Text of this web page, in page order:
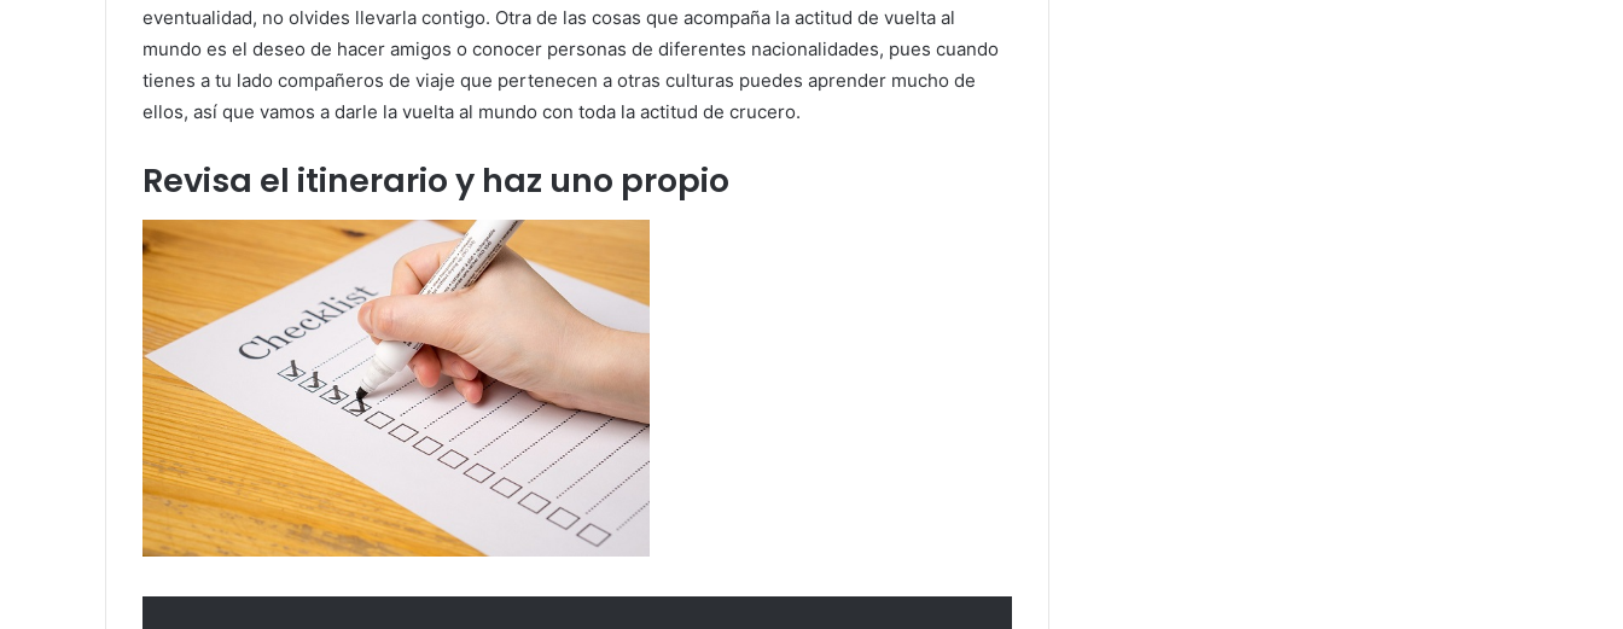
eventualidad, no olvides llevarla contigo. Otra de las cosas que acompaña la actitud de vuelta al
mundo es el deseo de hacer amigos o conocer personas de diferentes nacionalidades, pues cuando
tienes a tu lado compañeros de viaje que pertenecen a otras culturas puedes aprender mucho de
ellos, así que vamos a darle la vuelta al mundo con toda la actitud de crucero.
Revisa el itinerario y haz uno propio